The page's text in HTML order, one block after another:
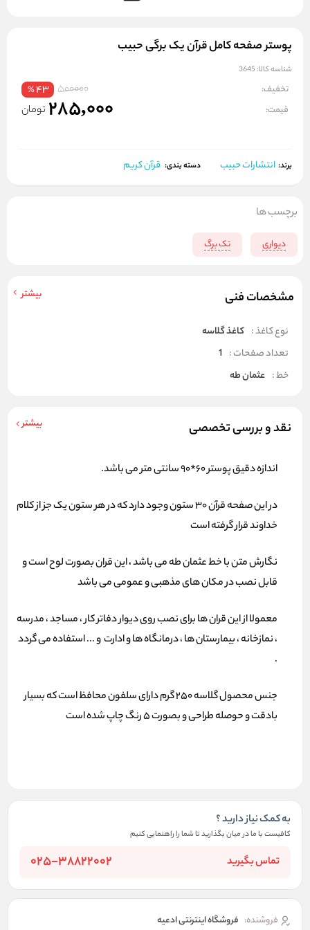
پوستر صفحه کامل قرآن یک برگی حبیب
شناسه کالا: 3645
تخفیف: 500000
43
%
قیمت: 285,000 تومان
برند: انتشارات حبیب دسته بندی: قرآن کریم
مشخصات فنی بیشتر
نوع کاغذ : کاغذ گلاسه
تعداد صفحات : 1
خط : عثمان طه
نقد و بررسی تخصصی بیشتر
اندازه دقیق پوستر 60*90 سانتی متر می باشد.
در این صفحه قرآن 30 ستون وجود دارد که در هر ستون یک جز از کلام
خداوند قرار گرفته است
نگارش متن با خط عثمان طه می باشد ، این قران بصورت لوح است و
قابل نصب در مکان های مذهبی و عمومی می باشد
معمولا از این قران ها برای نصب روی دیوار دفاتر کار ، مساجد ، مدرسه
، نمازخانه ، بیمارستان ها ، درمانگاه ها و ادارت و ... استفاده می گردد
.
جنس محصول گلاسه 250 گرم دارای سلفون محافظ است که بسیار
بادقت و حوصله طراحی و بصورت 5 رنگ چاپ شده است
به کمک نیاز دارید ؟
کافیست با ما در میان بگذارید تا شما را راهنمایی کنیم
تماس بگیرید 025-38822002
فروشنده: فروشگاه اینترنتی ادعیه
برچسب ها
دیواری تک برگ